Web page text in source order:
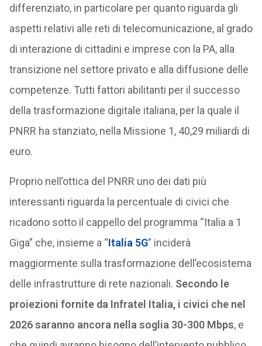
differenziato, in particolare per quanto riguarda gli
aspetti relativi alle reti di telecomunicazione, al grado
di interazione di cittadini e imprese con la PA, alla
transizione nel settore privato e alla diffusione delle
competenze. Tutti fattori abilitanti per il successo
della trasformazione digitale italiana, per la quale il
PNRR ha stanziato, nella Missione 1, 40,29 miliardi di
euro.
Proprio nell’ottica del PNRR uno dei dati più
interessanti riguarda la percentuale di civici che
ricadono sotto il cappello del programma “Italia a 1
Giga” che, insieme a “Italia 5G” inciderà
maggiormente sulla trasformazione dell’ecosistema
delle infrastrutture di rete nazionali. Secondo le
proiezioni fornite da Infratel Italia, i civici che nel
2026 saranno ancora nella soglia 30-300 Mbps, e